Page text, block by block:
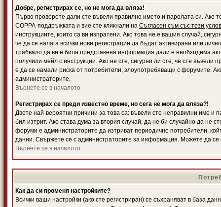
Добре, регистрирах се, но не мога да вляза!
Първо проверете дали сте въвели правилно името и паролата си. Ако
COPPA-поддръжката и вие сте кликнали на Съгласен съм със тези
инструкциите, които са ви изпратени. Ако това не е вашия случай,
че да се налага всички нови регистрации да бъдат активирани или
трябвало да ви е била представена информация дали е необходима
получили мейл с инструкции. Ако не сте, сигурни ли сте, че сте
е да се намали риска от потребители, злоупотребяващи с форумите.
администраторите.
Върнете се в началото
Регистрирах се преди известно време, но сега не мога да вляза?!
Двете най-вероятни причини за това са: въвели сте неправилни име и
бил изтрит. Ако става дума за втория случай, да не би случайно да
форуми е администраторите да изтриват периодично потребители,
данни. Свържете се с администраторите за информация. Можете да се
Върнете се в началото
Как да си променя настройките?
Всички ваши настройки (ако сте регистриран) се съхраняват в база